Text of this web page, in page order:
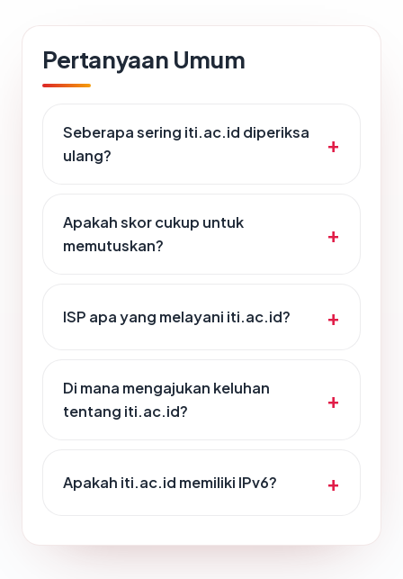
Pertanyaan Umum
Seberapa sering iti.ac.id diperiksa
ulang?
Apakah skor cukup untuk
memutuskan?
ISP apa yang melayani iti.ac.id?
Di mana mengajukan keluhan
tentang iti.ac.id?
Apakah iti.ac.id memiliki IPv6?